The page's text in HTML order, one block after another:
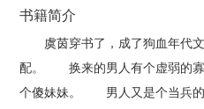
书籍简介
虞茵穿书了，成了狗血年代文
配。 换来的男人有个虚弱的寡
个傻妹妹。 男人又是个当兵